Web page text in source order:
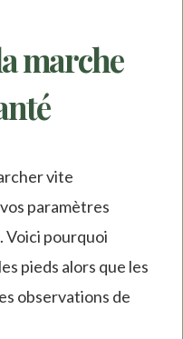
marche
vite
paramètres
Voici pourquoi
pieds alors que les
observations de